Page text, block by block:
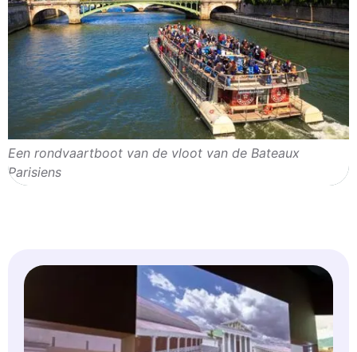
Een rondvaartboot van de vloot van de Bateaux
Parisiens